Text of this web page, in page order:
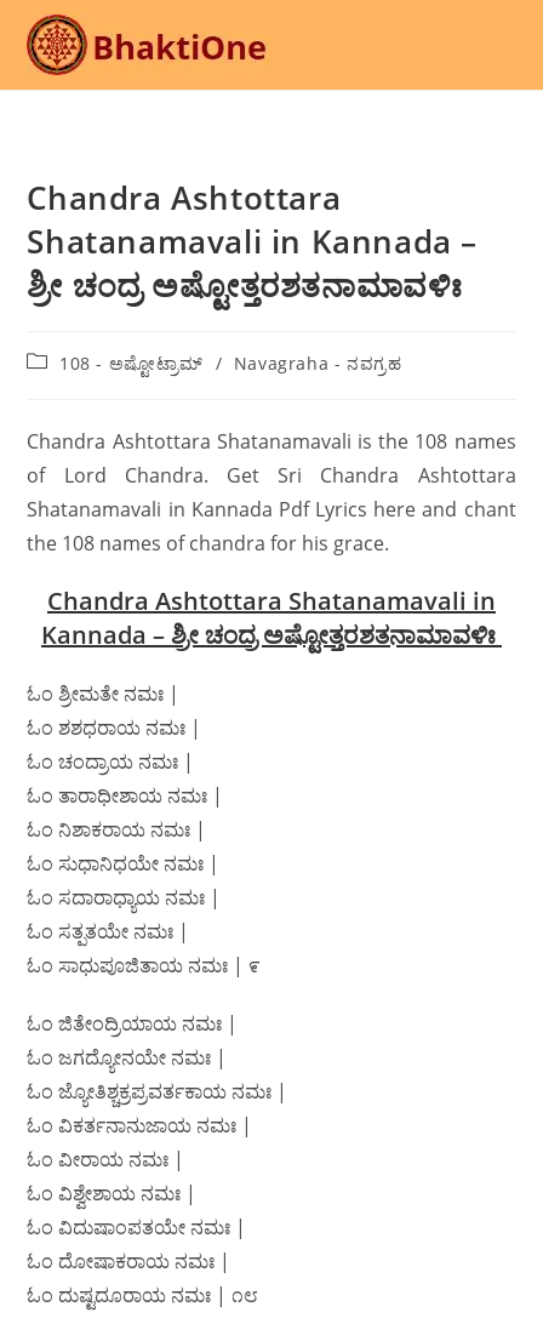
content
Chandra Ashtottara
Shatanamavali in Kannada –
ಶ್ರೀ ಚಂದ್ರ ಅಷ್ಟೋತ್ತರಶತನಾಮಾವಳಿಃ
Post108 - ಅಷ್ಟೋಟ್ರಾಮ್ / Navagraha - ನವಗ್ರಹ
Chandra Ashtottara Shatanamavali is the 108 names
of Lord Chandra. Get Sri Chandra Ashtottara
Shatanamavali in Kannada Pdf Lyrics here and chant
the 108 names of chandra for his grace.
Chandra Ashtottara Shatanamavali in
Kannada – ಶ್ರೀ ಚಂದ್ರ ಅಷ್ಟೋತ್ತರಶತನಾಮಾವಳಿಃ
ಓಂ ಶ್ರೀಮತೇ ನಮಃ |
ಓಂ ಶಶಧರಾಯ ನಮಃ |
ಓಂ ಚಂದ್ರಾಯ ನಮಃ |
ಓಂ ತಾರಾಧೀಶಾಯ ನಮಃ |
ಓಂ ನಿಶಾಕರಾಯ ನಮಃ |
ಓಂ ಸುಧಾನಿಧಯೇ ನಮಃ |
ಓಂ ಸದಾರಾಧ್ಯಾಯ ನಮಃ |
ಓಂ ಸತ್ಪತಯೇ ನಮಃ |
ಓಂ ಸಾಧುಪೂಜಿತಾಯ ನಮಃ | ೯
ಓಂ ಜಿತೇಂದ್ರಿಯಾಯ ನಮಃ |
ಓಂ ಜಗದ್ಯೋನಯೇ ನಮಃ |
ಓಂ ಜ್ಯೋತಿಶ್ಚಕ್ರಪ್ರವರ್ತಕಾಯ ನಮಃ |
ಓಂ ವಿಕರ್ತನಾನುಜಾಯ ನಮಃ |
ಓಂ ವೀರಾಯ ನಮಃ |
ಓಂ ವಿಶ್ವೇಶಾಯ ನಮಃ |
ಓಂ ವಿದುಷಾಂಪತಯೇ ನಮಃ |
ಓಂ ದೋಷಾಕರಾಯ ನಮಃ |
ಓಂ ದುಷ್ಟದೂರಾಯ ನಮಃ | ೧೮